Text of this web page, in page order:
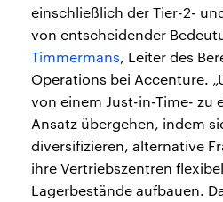
einschließlich der Tier-2-
von entscheidender
Timmermans, Leiter des
Operations bei Accenture.
von einem Just-in-Time- zu
Ansatz übergehen, indem
diversifizieren, alternative
ihre Vertriebszentren
Lagerbestände aufbauen.